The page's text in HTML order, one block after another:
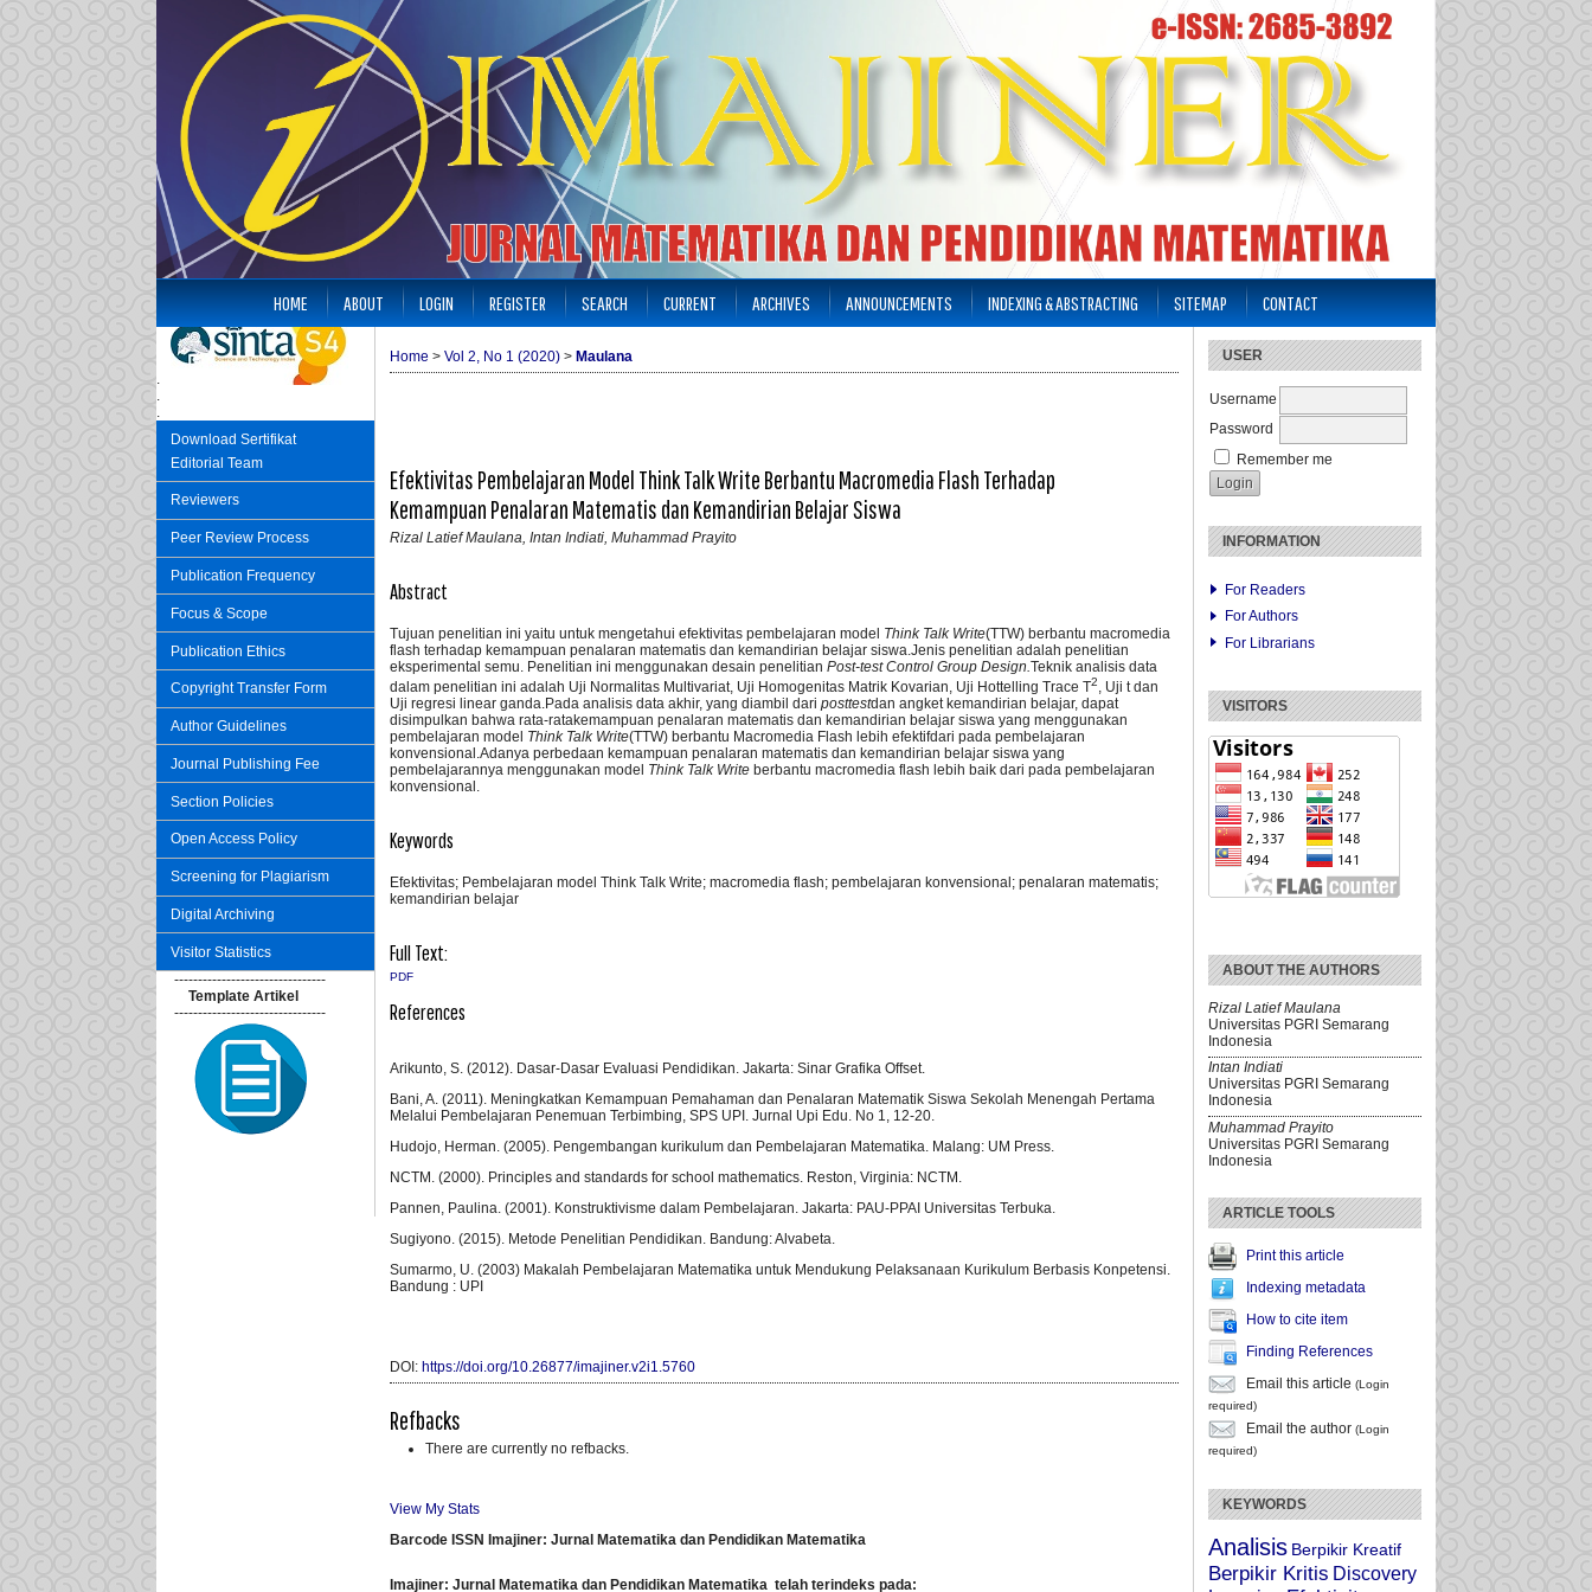
.
.
.
Download Sertifikat
Editorial Team
Reviewers
Peer Review Process
Publication Frequency
Focus & Scope
Publication Ethics
Copyright Transfer Form
Author Guidelines
Journal Publishing Fee
Section Policies
Open Access Policy
Screening for Plagiarism
Digital Archiving
Visitor Statistics
--------------------------------
Template Artikel
--------------------------------
USER
Username
Password
Remember me
INFORMATION
For Readers
For Authors
For Librarians
VISITORS
ABOUT THE AUTHORS
Rizal Latief Maulana
Universitas PGRI Semarang
Indonesia
Intan Indiati
Universitas PGRI Semarang
Indonesia
Muhammad Prayito
Universitas PGRI Semarang
Indonesia
ARTICLE TOOLS
Print this article
Indexing metadata
How to cite item
Finding References
Email this article (Login
required)
Email the author (Login
required)
KEYWORDS
Analisis Berpikir Kreatif
Berpikir Kritis Discovery
HOME ABOUT LOGIN REGISTER SEARCH CURRENT ARCHIVES ANNOUNCEMENTS INDEXING & ABSTRACTING SITEMAP CONTACT
Home > Vol 2, No 1 (2020) > Maulana
Efektivitas Pembelajaran Model Think Talk Write Berbantu Macromedia Flash Terhadap
Kemampuan Penalaran Matematis dan Kemandirian Belajar Siswa
Rizal Latief Maulana, Intan Indiati, Muhammad Prayito
Abstract
Tujuan penelitian ini yaitu untuk mengetahui efektivitas pembelajaran model Think Talk Write(TTW) berbantu macromedia
flash terhadap kemampuan penalaran matematis dan kemandirian belajar siswa.Jenis penelitian adalah penelitian
eksperimental semu. Penelitian ini menggunakan desain penelitian Post-test Control Group Design.Teknik analisis data
dalam penelitian ini adalah Uji Normalitas Multivariat, Uji Homogenitas Matrik Kovarian, Uji Hottelling Trace T2, Uji t dan
Uji regresi linear ganda.Pada analisis data akhir, yang diambil dari posttestdan angket kemandirian belajar, dapat
disimpulkan bahwa rata-ratakemampuan penalaran matematis dan kemandirian belajar siswa yang menggunakan
pembelajaran model Think Talk Write(TTW) berbantu Macromedia Flash lebih efektifdari pada pembelajaran
konvensional.Adanya perbedaan kemampuan penalaran matematis dan kemandirian belajar siswa yang
pembelajarannya menggunakan model Think Talk Write berbantu macromedia flash lebih baik dari pada pembelajaran
konvensional.
Keywords
Efektivitas; Pembelajaran model Think Talk Write; macromedia flash; pembelajaran konvensional; penalaran matematis;
kemandirian belajar
Full Text:
PDF
References
Arikunto, S. (2012). Dasar-Dasar Evaluasi Pendidikan. Jakarta: Sinar Grafika Offset.
Bani, A. (2011). Meningkatkan Kemampuan Pemahaman dan Penalaran Matematik Siswa Sekolah Menengah Pertama
Melalui Pembelajaran Penemuan Terbimbing, SPS UPI. Jurnal Upi Edu. No 1, 12-20.
Hudojo, Herman. (2005). Pengembangan kurikulum dan Pembelajaran Matematika. Malang: UM Press.
NCTM. (2000). Principles and standards for school mathematics. Reston, Virginia: NCTM.
Pannen, Paulina. (2001). Konstruktivisme dalam Pembelajaran. Jakarta: PAU-PPAI Universitas Terbuka.
Sugiyono. (2015). Metode Penelitian Pendidikan. Bandung: Alvabeta.
Sumarmo, U. (2003) Makalah Pembelajaran Matematika untuk Mendukung Pelaksanaan Kurikulum Berbasis Konpetensi.
Bandung : UPI
DOI: https://doi.org/10.26877/imajiner.v2i1.5760
Refbacks
There are currently no refbacks.
View My Stats
Barcode ISSN Imajiner: Jurnal Matematika dan Pendidikan Matematika
Imajiner: Jurnal Matematika dan Pendidikan Matematika telah terindeks pada: